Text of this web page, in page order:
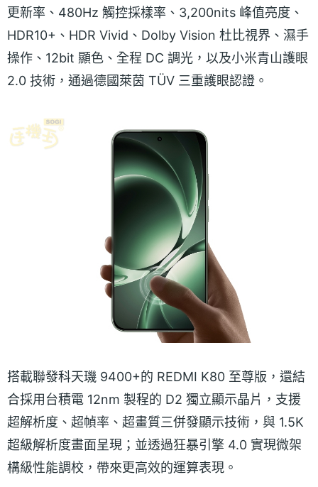
更新率、480Hz 觸控採樣率、3,200nits 峰值亮度、
HDR10+、HDR Vivid、Dolby Vision 杜比視界、濕手
操作、12bit 顯色、全程 DC 調光，以及小米青山護眼
2.0 技術，通過德國萊茵 TÜV 三重護眼認證。
搭載聯發科天璣 9400+的 REDMI K80 至尊版，還結
合採用台積電 12nm 製程的 D2 獨立顯示晶片，支援
超解析度、超幀率、超畫質三併發顯示技術，與 1.5K
超級解析度畫面呈現；並透過狂暴引擎 4.0 實現微架
構級性能調校，帶來更高效的運算表現。